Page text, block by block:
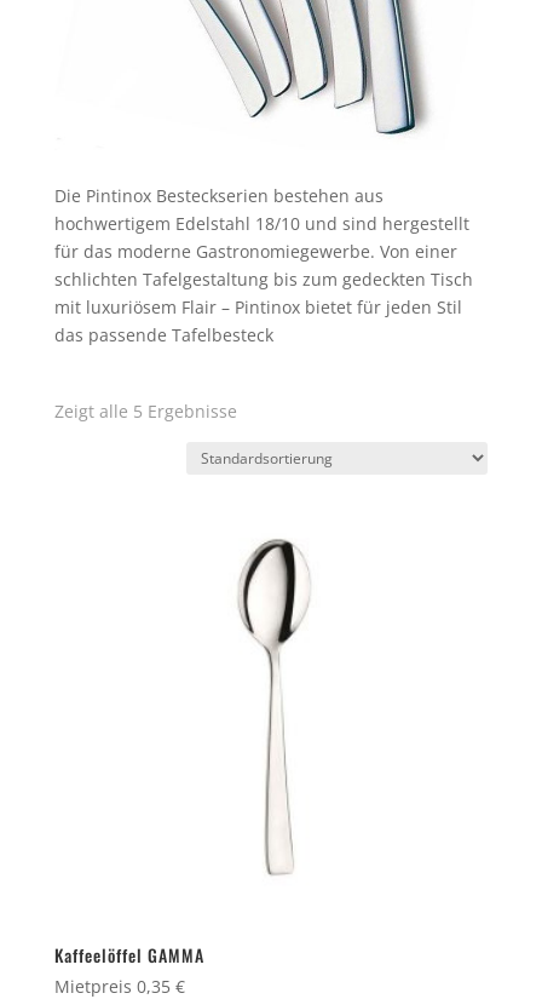
Die Pintinox Besteckserien bestehen aus
hochwertigem Edelstahl 18/10 und sind hergestellt
für das moderne Gastronomiegewerbe. Von einer
schlichten Tafelgestaltung bis zum gedeckten Tisch
mit luxuriösem Flair – Pintinox bietet für jeden Stil
das passende Tafelbesteck
Zeigt alle 5 Ergebnisse
Kaffeelöffel GAMMA
Mietpreis 0,35 €